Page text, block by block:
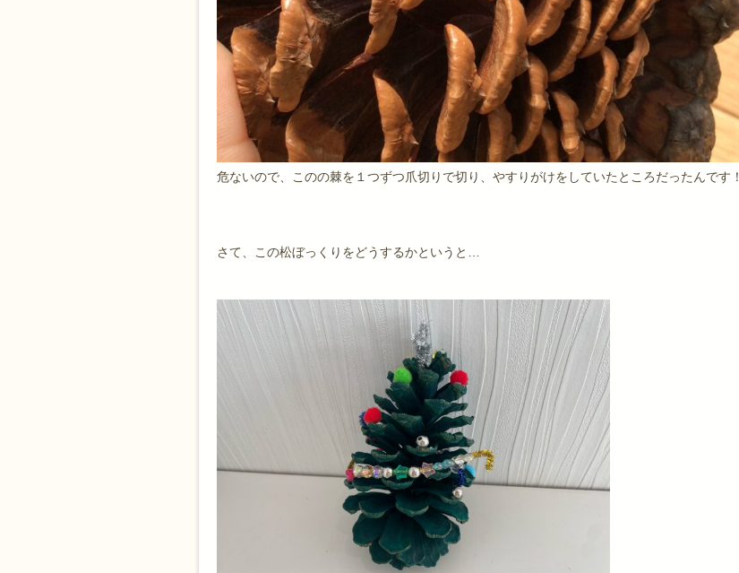
危ないので、このの棘を１つずつ爪切りで切り、やすりがけをしていたところだったんです！
さて、この松ぼっくりをどうするかというと…